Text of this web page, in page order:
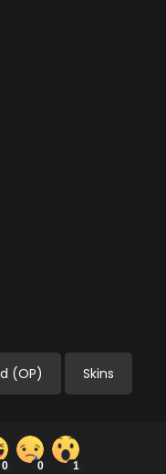
(OP) Skins
0 0 1